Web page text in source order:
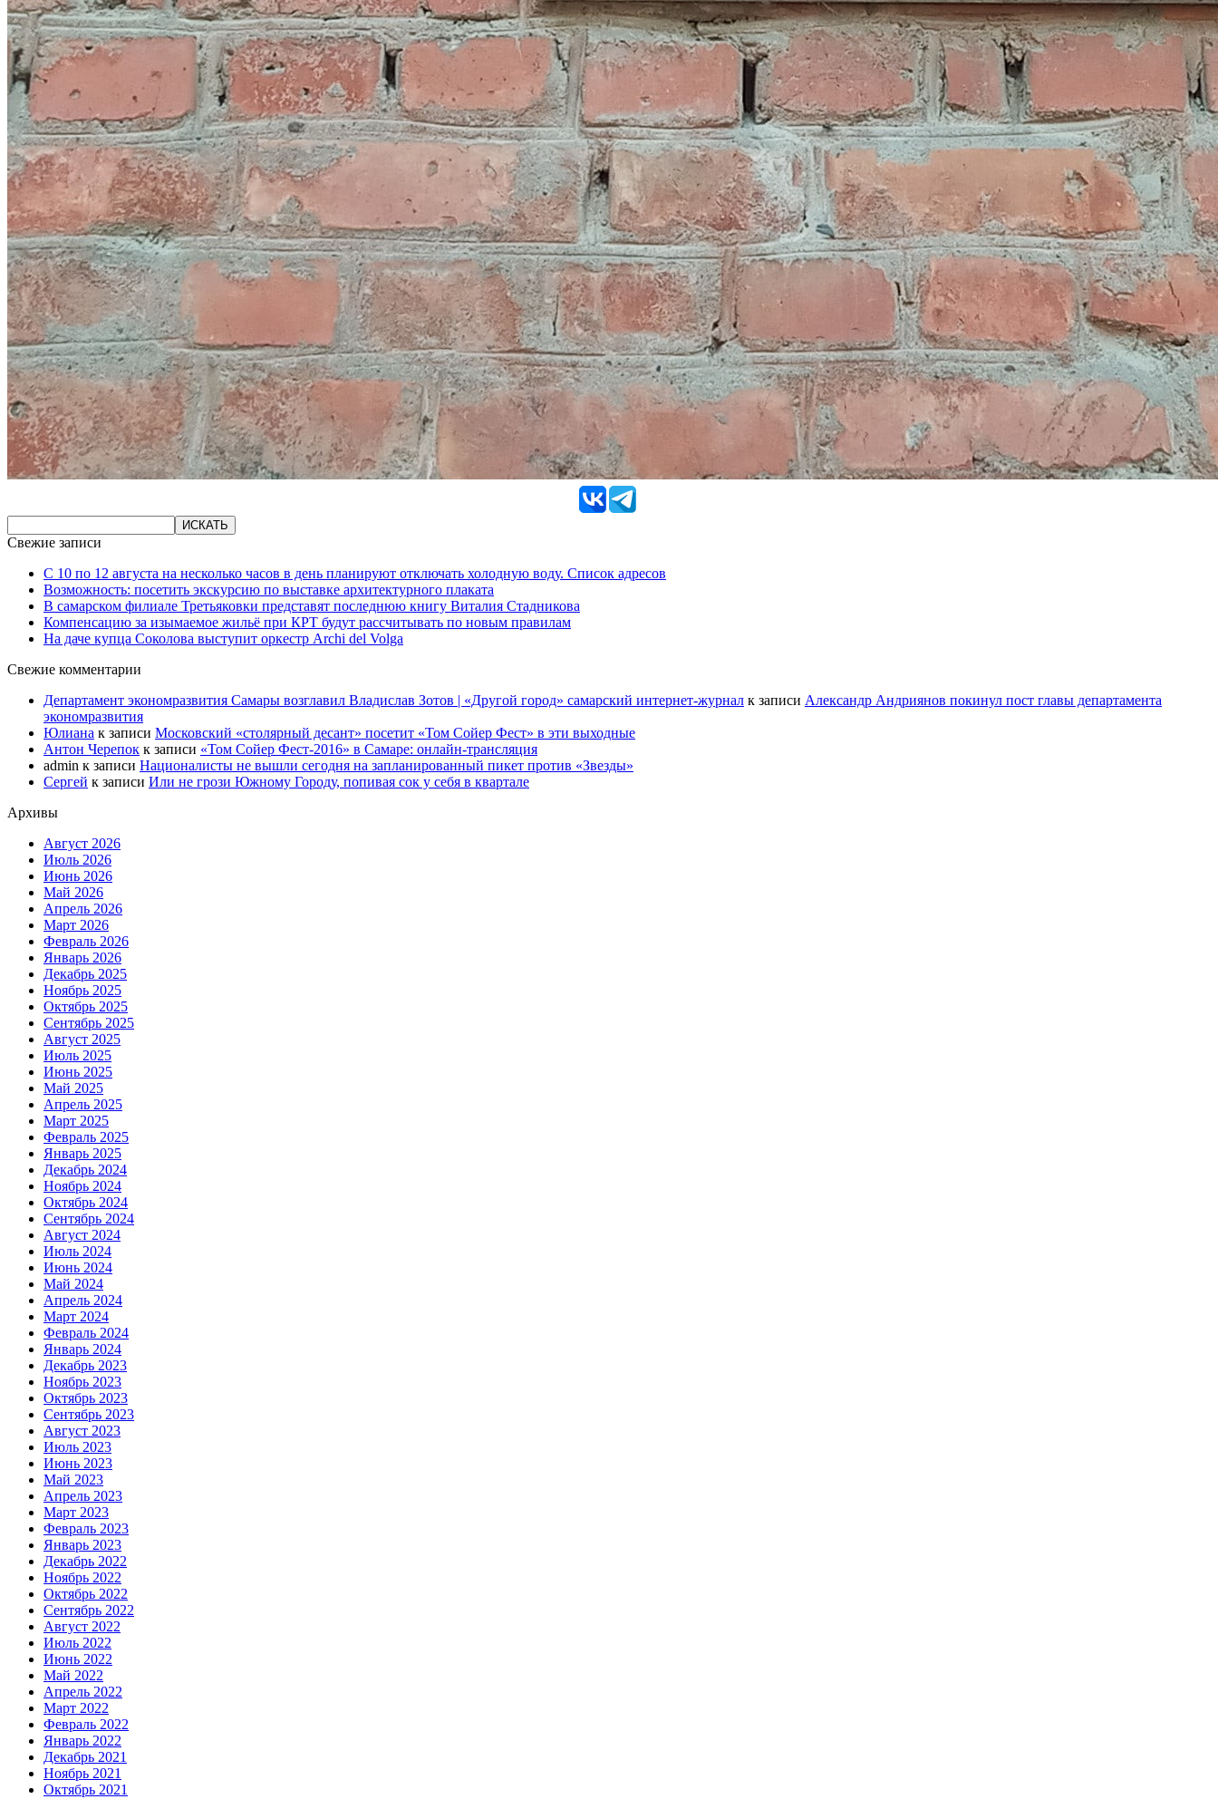
Свежие записи
С 10 по 12 августа на несколько часов в день планируют отключать холодную воду. Список адресов
Возможность: посетить экскурсию по выставке архитектурного плаката
В самарском филиале Третьяковки представят последнюю книгу Виталия Стадникова
Компенсацию за изымаемое жильё при КРТ будут рассчитывать по новым правилам
На даче купца Соколова выступит оркестр Archi del Volga
Свежие комментарии
Департамент экономразвития Самары возглавил Владислав Зотов | «Другой город» самарский интернет-журнал к записи Александр Андриянов покинул пост главы департамента
экономразвития
Юлиана к записи Московский «столярный десант» посетит «Том Сойер Фест» в эти выходные
Антон Черепок к записи «Том Сойер Фест-2016» в Самаре: онлайн-трансляция
admin к записи Националисты не вышли сегодня на запланированный пикет против «Звезды»
Сергей к записи Или не грози Южному Городу, попивая сок у себя в квартале
Архивы
Август 2026
Июль 2026
Июнь 2026
Май 2026
Апрель 2026
Март 2026
Февраль 2026
Январь 2026
Декабрь 2025
Ноябрь 2025
Октябрь 2025
Сентябрь 2025
Август 2025
Июль 2025
Июнь 2025
Май 2025
Апрель 2025
Март 2025
Февраль 2025
Январь 2025
Декабрь 2024
Ноябрь 2024
Октябрь 2024
Сентябрь 2024
Август 2024
Июль 2024
Июнь 2024
Май 2024
Апрель 2024
Март 2024
Февраль 2024
Январь 2024
Декабрь 2023
Ноябрь 2023
Октябрь 2023
Сентябрь 2023
Август 2023
Июль 2023
Июнь 2023
Май 2023
Апрель 2023
Март 2023
Февраль 2023
Январь 2023
Декабрь 2022
Ноябрь 2022
Октябрь 2022
Сентябрь 2022
Август 2022
Июль 2022
Июнь 2022
Май 2022
Апрель 2022
Март 2022
Февраль 2022
Январь 2022
Декабрь 2021
Ноябрь 2021
Октябрь 2021